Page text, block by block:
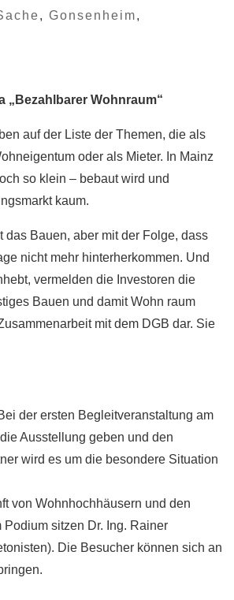
,Gonsenheim,
„Bezahlbarer Wohnraum“
auf der Liste der Themen, die als
oder als Mieter. In Mainz
so klein – bebaut wird und
kaum.
Bauen, aber mit der Folge, dass
nicht mehr hinterherkommen. Und
vermelden die Investoren die
Bauen und damit Wohn raum
mit dem DGB dar. Sie
der ersten Begleitveranstaltung am
Ausstellung geben und den
wird es um die besondere Situation
von Wohnhochhäusern und den
sitzen Dr. Ing. Rainer
Die Besucher können sich an